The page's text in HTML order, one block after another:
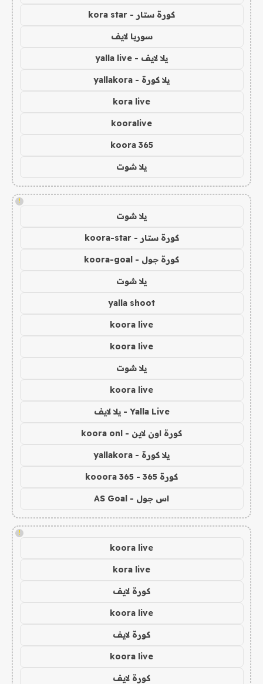
كورة ستار - kora star
سوريا لايف
يلا لايف - yalla live
يلا كورة - yallakora
kora live
kooralive
koora 365
يلا شوت
!
يلا شوت
كورة ستار - koora-star
كورة جول - koora-goal
يلا شوت
yalla shoot
koora live
koora live
يلا شوت
koora live
Yalla Live - يلا لايف
كورة اون لاين - koora onl
يلا كورة - yallakora
كورة 365 - kooora 365
اس جول - AS Goal
!
koora live
kora live
كورة لايف
koora live
كورة لايف
koora live
كورة لايف